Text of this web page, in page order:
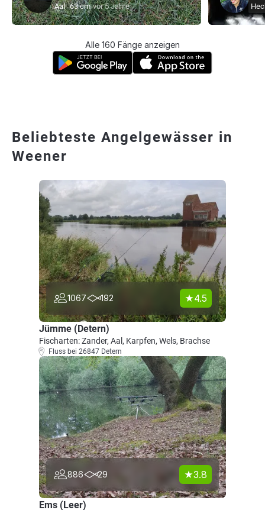
Aal 63 cm vor 5 Jahre
Alle 160 Fänge anzeigen
Beliebteste Angelgewässer in
Weener
1067 192 4.5
Jümme (Detern)
Fischarten: Zander, Aal, Karpfen, Wels, Brachse
Fluss bei 26847 Detern
886 29 3.8
Ems (Leer)